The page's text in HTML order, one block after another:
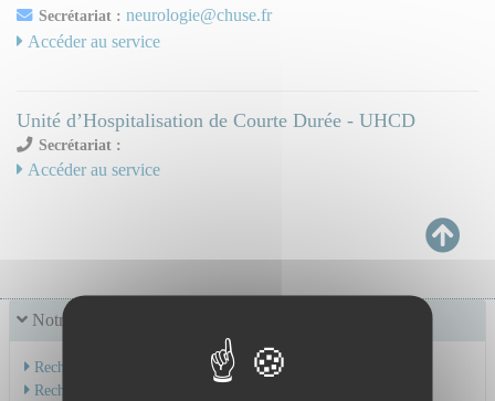
Notre offre de soins
Recherche par service
Recherche par spécialité
Secrétariat :neurologie@chuse.fr
Accéder au service
Unité d’Hospitalisation de Courte Durée - UHCD
Secrétariat :
Accéder au service